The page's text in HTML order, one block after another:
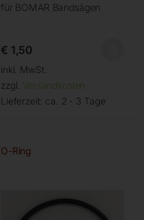
für BOMAR Bandsägen
€ 1,50
inkl. MwSt.
zzgl. Versandkosten
Lieferzeit: ca. 2 - 3 Tage
O-Ring